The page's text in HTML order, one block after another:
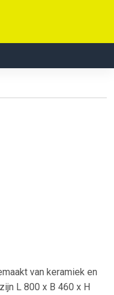
van keramiek en
L 800 x B 460 x H